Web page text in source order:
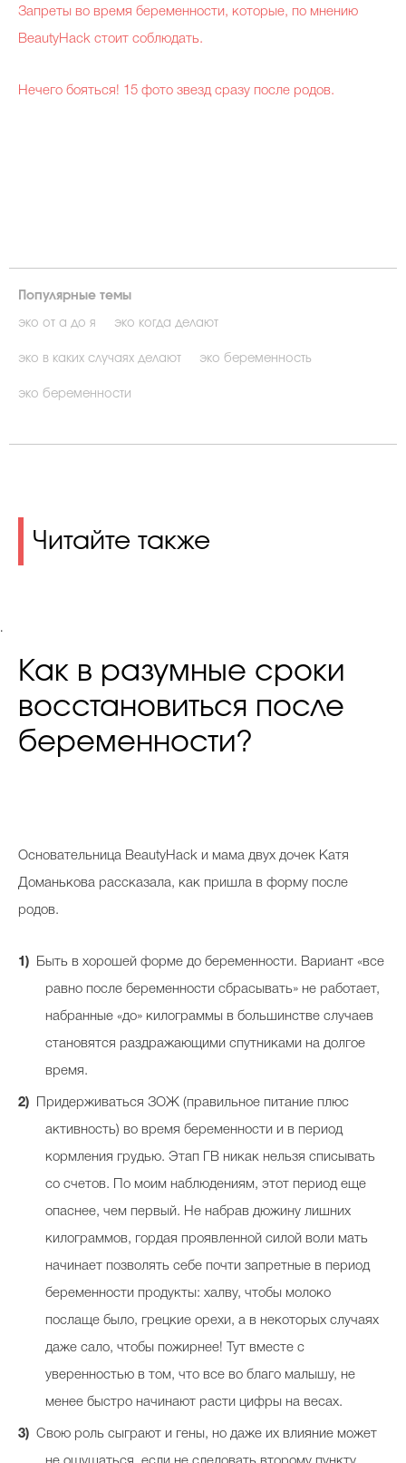
Запреты во время беременности, которые, по мнению
BeautyHack стоит соблюдать.
Нечего бояться! 15 фото звезд сразу после родов.
Популярные темы
эко от а до я эко когда делают
эко в каких случаях делают эко беременность
эко беременности
Читайте также
.
Как в разумные сроки
восстановиться после
беременности?
Основательница BeautyHack и мама двух дочек Катя
Доманькова рассказала, как пришла в форму после
родов.
Быть в хорошей форме до беременности. Вариант «все
равно после беременности сбрасывать» не работает,
набранные «до» килограммы в большинстве случаев
становятся раздражающими спутниками на долгое
время.
Придерживаться ЗОЖ (правильное питание плюс
активность) во время беременности и в период
кормления грудью. Этап ГВ никак нельзя списывать
со счетов. По моим наблюдениям, этот период еще
опаснее, чем первый. Не набрав дюжину лишних
килограммов, гордая проявленной силой воли мать
начинает позволять себе почти запретные в период
беременности продукты: халву, чтобы молоко
послаще было, грецкие орехи, а в некоторых случаях
даже сало, чтобы пожирнее! Тут вместе с
уверенностью в том, что все во благо малышу, не
менее быстро начинают расти цифры на весах.
Свою роль сыграют и гены, но даже их влияние может